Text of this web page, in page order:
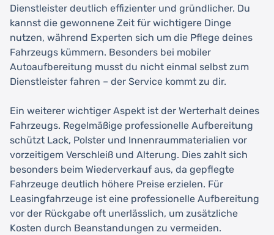
Dienstleister deutlich effizienter und gründlicher. Du
kannst die gewonnene Zeit für wichtigere Dinge
nutzen, während Experten sich um die Pflege deines
Fahrzeugs kümmern. Besonders bei mobiler
Autoaufbereitung musst du nicht einmal selbst zum
Dienstleister fahren – der Service kommt zu dir.
Ein weiterer wichtiger Aspekt ist der Werterhalt deines
Fahrzeugs. Regelmäßige professionelle Aufbereitung
schützt Lack, Polster und Innenraummaterialien vor
vorzeitigem Verschleiß und Alterung. Dies zahlt sich
besonders beim Wiederverkauf aus, da gepflegte
Fahrzeuge deutlich höhere Preise erzielen. Für
Leasingfahrzeuge ist eine professionelle Aufbereitung
vor der Rückgabe oft unerlässlich, um zusätzliche
Kosten durch Beanstandungen zu vermeiden.